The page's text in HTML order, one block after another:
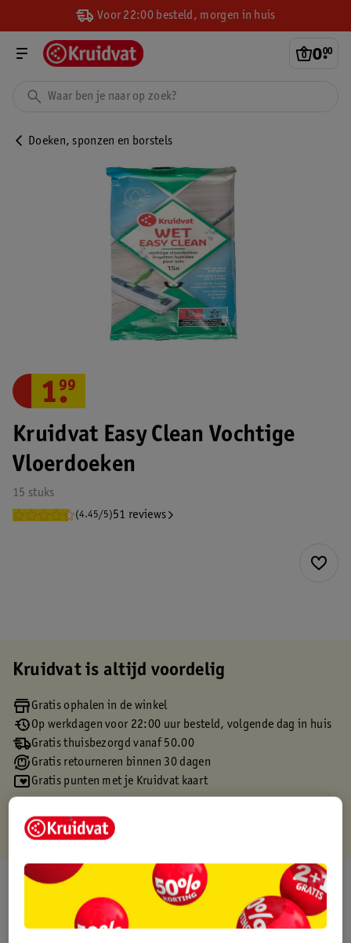
Voor 22:00 besteld, morgen in huis
0.
00
Doeken, sponzen en borstels
Kruidvat Easy Clean Vochtige
Vloerdoeken
15 stuks
(4.45/5)51 reviews
1.
99
Kruidvat is altijd voordelig
Gratis ophalen in de winkel
Op werkdagen voor 22:00 uur besteld, volgende dag in huis
Gratis thuisbezorgd vanaf 50.00
Gratis retourneren binnen 30 dagen
Gratis punten met je Kruidvat kaart
Over dit product
Productinformatie